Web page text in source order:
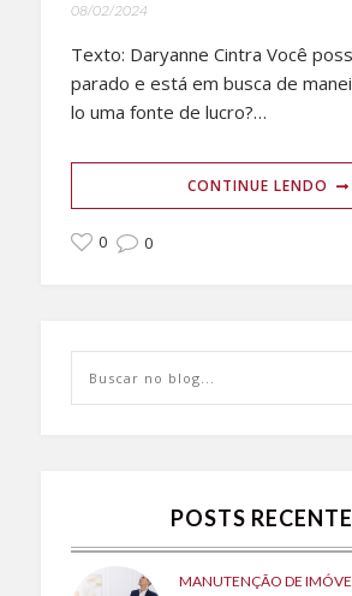
08/02/2024
Texto: Daryanne Cintra Você
parado e está em busca de
lo uma fonte de lucro?…
CONTINUE LENDO
0 0
POSTS
MANUTENÇÃO DE